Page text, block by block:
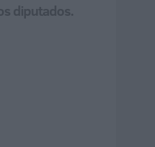
diputados.